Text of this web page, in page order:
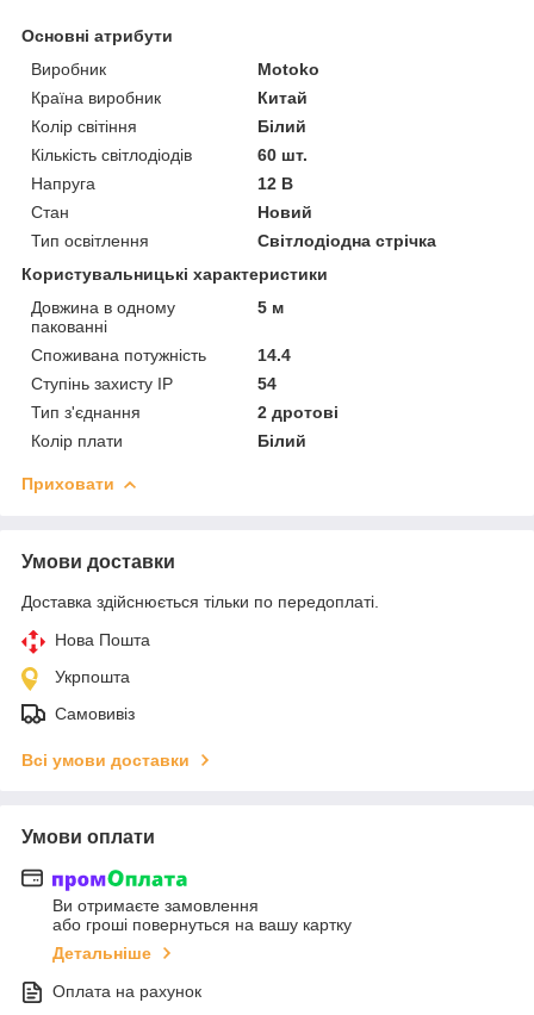
Основні атрибути
Виробник
Motoko
Країна виробник
Китай
Колір світіння
Білий
Кількість світлодіодів
60 шт.
Напруга
12 В
Стан
Новий
Тип освітлення
Світлодіодна стрічка
Користувальницькі характеристики
Довжина в одному
пакованні
5 м
Споживана потужність
14.4
Ступінь захисту IP
54
Тип з'єднання
2 дротові
Колір плати
Білий
Приховати
Умови доставки
Доставка здійснюється тільки по передоплаті.
Нова Пошта
Укрпошта
Самовивіз
Всі умови доставки
Умови оплати
Ви отримаєте замовлення
або гроші повернуться на вашу картку
Детальніше
Оплата на рахунок